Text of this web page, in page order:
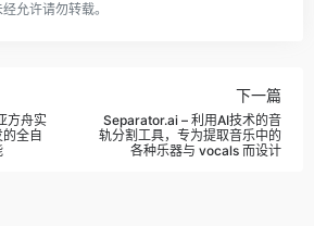
允许请勿转载。
方舟实
全自
下一篇
Separator.ai – 利用AI技术的音
轨分割工具，专为提取音乐中的
各种乐器与 vocals 而设计